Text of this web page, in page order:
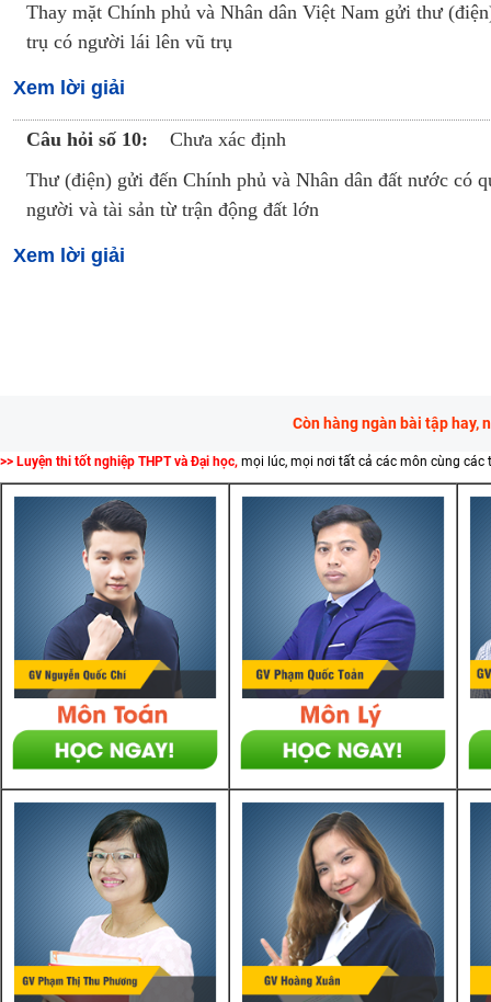
Thay mặt Chính phủ và Nhân dân Việt Nam gửi thư
trụ có người lái lên vũ trụ
Xem lời giải
Câu hỏi số 10:
Chưa xác định
Thư (điện) gửi đến Chính phủ và Nhân dân đất nước có
người và tài sản từ trận động đất lớn
Xem lời giải
Còn hàng ngàn bài tập hay,
>> Luyện thi tốt nghiệp THPT và Đại học, mọi lúc, mọi nơi tất cả các môn cùng các